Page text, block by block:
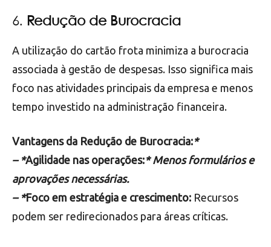
6. Redução de Burocracia
A utilização do cartão frota minimiza a burocracia
associada à gestão de despesas. Isso significa mais
foco nas atividades principais da empresa e menos
tempo investido na administração financeira.
Vantagens da Redução de Burocracia:*
– *Agilidade nas operações:* Menos formulários e
aprovações necessárias.
– *Foco em estratégia e crescimento: Recursos
podem ser redirecionados para áreas críticas.